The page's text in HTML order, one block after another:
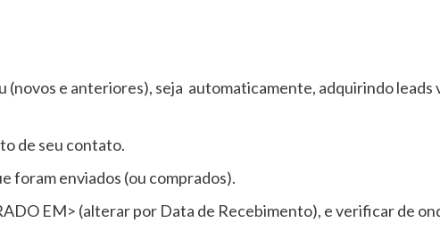
e anteriores), seja automaticamente, adquirindo leads
de seu contato.
foram enviados (ou comprados).
EM> (alterar por Data de Recebimento), e verificar de